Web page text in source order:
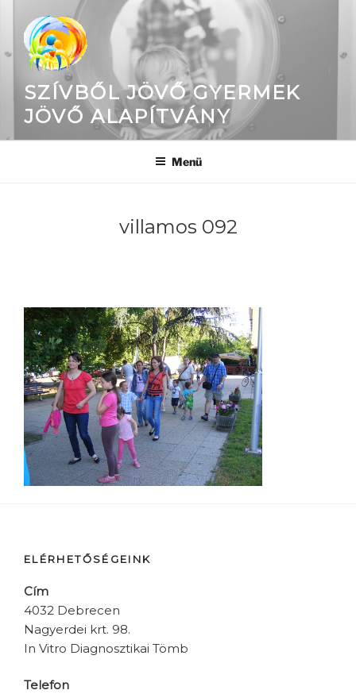
SZÍVBŐL JÖVŐ GYERMEK
JÖVŐ ALAPÍTVÁNY
Menü
villamos 092
ELÉRHETŐSÉGEINK
Cím
4032 Debrecen
Nagyerdei krt. 98.
In Vitro Diagnosztikai Tömb
Telefon